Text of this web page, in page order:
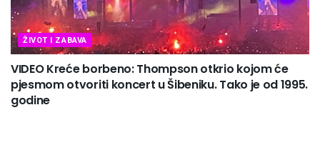
ŽIVOT I ZABAVA
VIDEO Kreće borbeno: Thompson otkrio kojom će
pjesmom otvoriti koncert u Šibeniku. Tako je od 1995.
godine